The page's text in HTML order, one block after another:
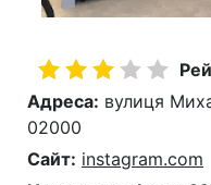
Адреса: вулиця
02000
Сайт: instagram.com